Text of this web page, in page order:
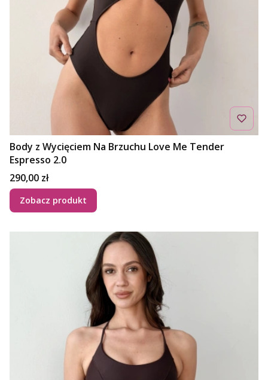
Body z Wycięciem Na Brzuchu Love Me Tender
Espresso 2.0
Cena
290,00 zł
Zobacz produkt